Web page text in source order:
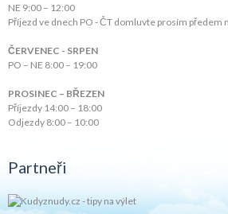
NE 9:00 – 12:00
Příjezd ve dnech PO - ČT domluvte prosím předem
ČERVENEC - SRPEN
PO – NE 8:00 – 19:00
PROSINEC – BŘEZEN
Příjezdy 14:00 – 18:00
Odjezdy 8:00 – 10:00
Partneři